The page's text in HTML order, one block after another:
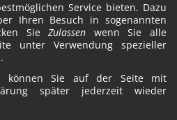
Service bieten. Dazu
Ihren Besuch in sogenannten
SieZulassen wenn Sie alle
unter Verwendung spezieller
können Sie auf der Seite mit
später jederzeit wieder